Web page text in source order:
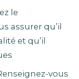
le
assurer qu’il
et qu’il
vous